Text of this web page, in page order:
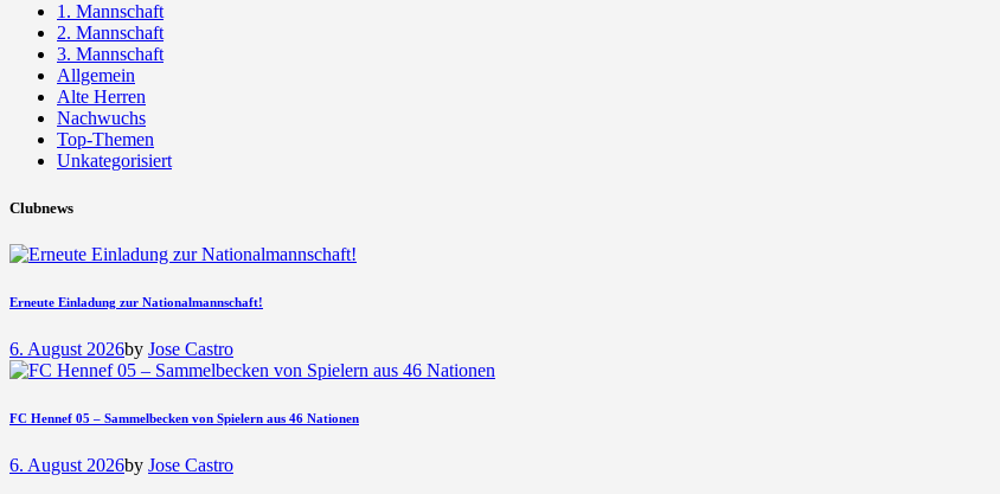
1. Mannschaft
2. Mannschaft
3. Mannschaft
Allgemein
Alte Herren
Nachwuchs
Top-Themen
Unkategorisiert
Clubnews
Erneute Einladung zur Nationalmannschaft!
6. August 2026by Jose Castro
FC Hennef 05 – Sammelbecken von Spielern aus 46 Nationen
6. August 2026by Jose Castro